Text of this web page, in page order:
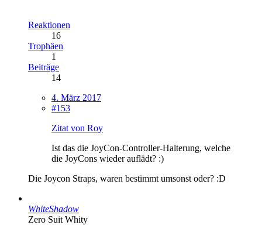
Reaktionen
16
Trophäen
1
Beiträge
14
4. März 2017
#153
Zitat von Roy
Ist das die JoyCon-Controller-Halterung, welche
die JoyCons wieder auflädt? :)
Die Joycon Straps, waren bestimmt umsonst oder? :D
WhiteShadow
Zero Suit Whity